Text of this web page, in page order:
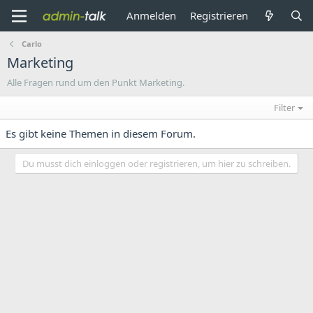
Anmelden Registrieren
Carlo
Marketing
Alle Fragen rund um den Punkt Marketing.
Filter
Es gibt keine Themen in diesem Forum.
Du musst dich einloggen oder registrieren, um hier zu schreiben.